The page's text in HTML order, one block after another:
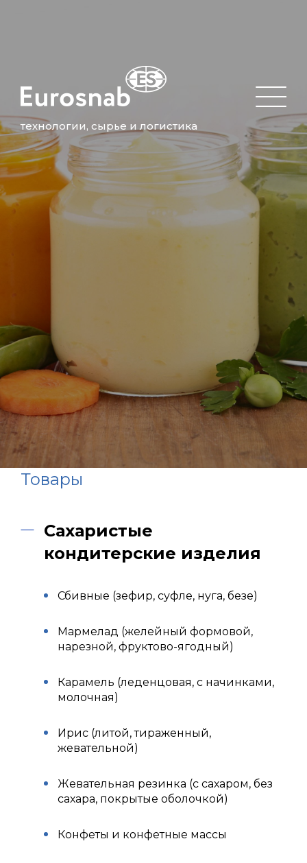
технологии, сырье и логистика
Товары
Сахаристые
кондитерские изделия
Сбивные (зефир, суфле, нуга, безе)
Мармелад (желейный формовой,
нарезной, фруктово-ягодный)
Карамель (леденцовая, с начинками,
молочная)
Ирис (литой, тираженный,
жевательной)
Жевательная резинка (с сахаром, без
сахара, покрытые оболочкой)
Конфеты и конфетные массы